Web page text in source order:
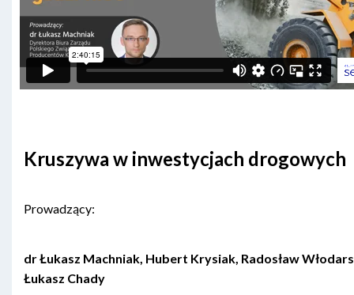
Kruszywa w inwestycjach drogowych
Prowadzący:
dr Łukasz Machniak, Hubert Krysiak, Radosław
Łukasz Chady